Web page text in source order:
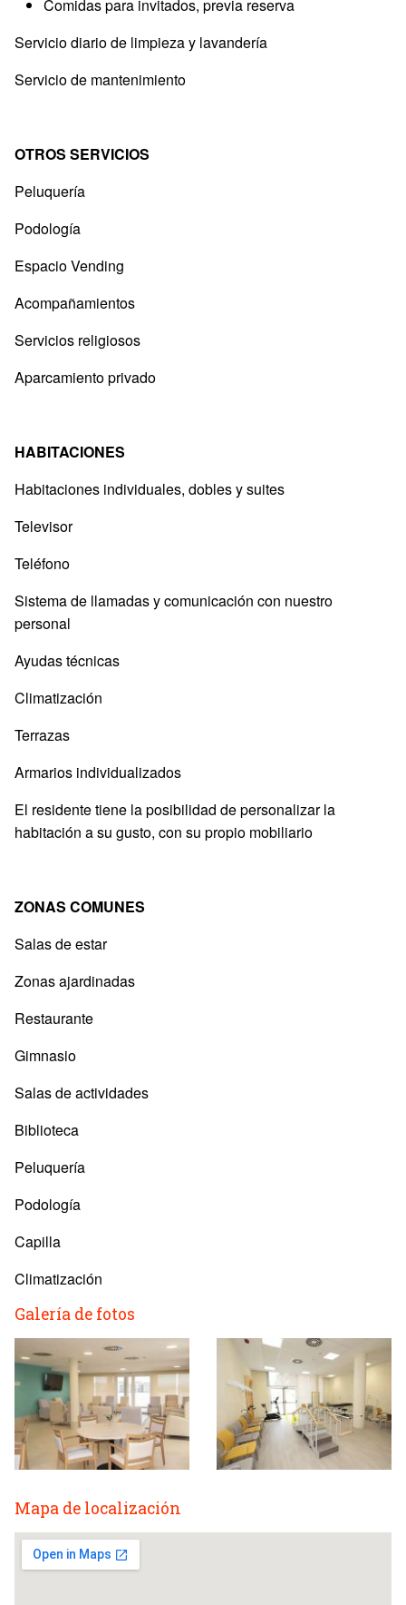
Comidas para invitados, previa reserva
Servicio diario de limpieza y lavandería
Servicio de mantenimiento
OTROS SERVICIOS
Peluquería
Podología
Espacio Vending
Acompañamientos
Servicios religiosos
Aparcamiento privado
HABITACIONES
Habitaciones individuales, dobles y suites
Televisor
Teléfono
Sistema de llamadas y comunicación con nuestro
personal
Ayudas técnicas
Climatización
Terrazas
Armarios individualizados
El residente tiene la posibilidad de personalizar la
habitación a su gusto, con su propio mobiliario
ZONAS COMUNES
Salas de estar
Zonas ajardinadas
Restaurante
Gimnasio
Salas de actividades
Biblioteca
Peluquería
Podología
Capilla
Climatización
Galería de fotos
Mapa de localización